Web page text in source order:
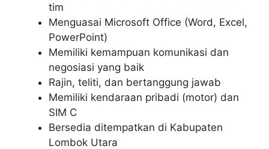
tim
Menguasai Microsoft Office (Word, Excel,
PowerPoint)
Memiliki kemampuan komunikasi dan
negosiasi yang baik
Rajin, teliti, dan bertanggung jawab
Memiliki kendaraan pribadi (motor) dan
SIM C
Bersedia ditempatkan di Kabupaten
Lombok Utara